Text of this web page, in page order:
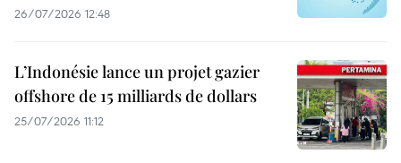
26/07/2026 12:48
L’Indonésie lance un projet gazier
offshore de 15 milliards de dollars
25/07/2026 11:12